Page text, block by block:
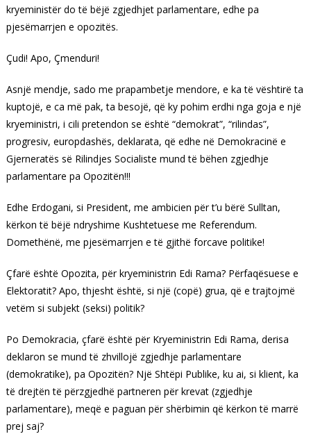
kryeministër do të bëjë zgjedhjet parlamentare, edhe pa
pjesëmarrjen e opozitës.
Çudi! Apo, Çmenduri!
Asnjë mendje, sado me prapambetje mendore, e ka të vështirë ta
kuptojë, e ca më pak, ta besojë, që ky pohim erdhi nga goja e një
kryeministri, i cili pretendon se është “demokrat”, “rilindas”,
progresiv, europdashës, deklarata, që edhe në Demokracinë e
Gjerneratës së Rilindjes Socialiste mund të bëhen zgjedhje
parlamentare pa Opozitën!!!
Edhe Erdogani, si President, me ambicien për t’u bërë Sulltan,
kërkon të bëjë ndryshime Kushtetuese me Referendum.
Domethënë, me pjesëmarrjen e të gjithë forcave politike!
Çfarë është Opozita, për kryeministrin Edi Rama? Përfaqësuese e
Elektoratit? Apo, thjesht është, si një (copë) grua, që e trajtojmë
vetëm si subjekt (seksi) politik?
Po Demokracia, çfarë është për Kryeministrin Edi Rama, derisa
deklaron se mund të zhvillojë zgjedhje parlamentare
(demokratike), pa Opozitën? Një Shtëpi Publike, ku ai, si klient, ka
të drejtën të përzgjedhë partneren për krevat (zgjedhje
parlamentare), meqë e paguan për shërbimin që kërkon të marrë
prej saj?